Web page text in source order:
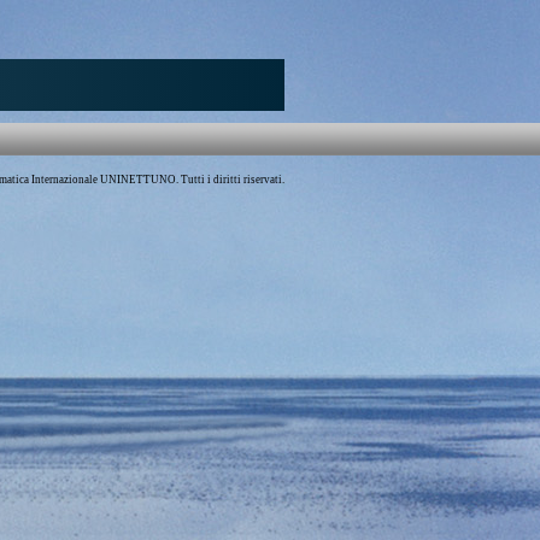
Internazionale UNINETTUNO. Tutti i diritti riservati.